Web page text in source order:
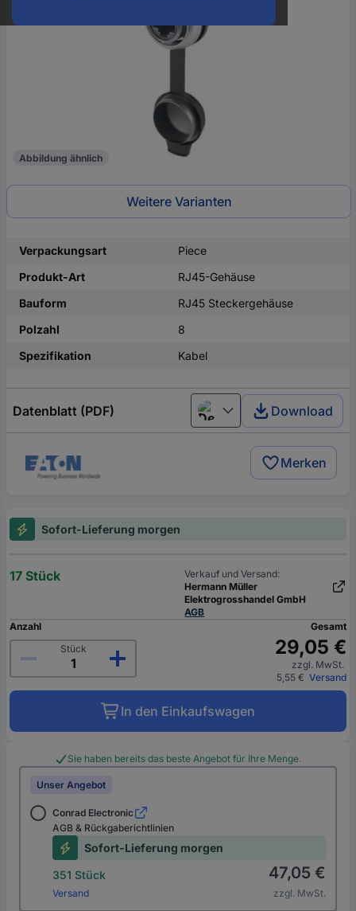
Abbildung ähnlich
Weitere Varianten
Verpackungsart
Piece
Produkt-Art
RJ45-Gehäuse
Bauform
RJ45 Steckergehäuse
Polzahl
8
Spezifikation
Kabel
Datenblatt (PDF) Deutsch (Deutschland)
Download
Merken
Sofort-Lieferung morgen
17 Stück
Verkauf und Versand:
Hermann Müller
Elektrogrosshandel GmbH
AGB
Anzahl
Stück
Gesamt
29,05 €
zzgl. MwSt.
5,55 € Versand
In den Einkaufswagen
Sie haben bereits das beste Angebot für Ihre Menge.
Unser Angebot
Conrad Electronic
AGB & Rückgaberichtlinien
Sofort-Lieferung morgen
351 Stück
Versand
47,05 €
zzgl. MwSt.